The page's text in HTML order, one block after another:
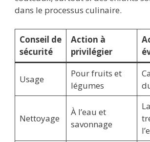
dans le processus culinaire.
Conseil de
sécurité
Action à
privilégier
Usage
Pour fruits et
légumes
Nettoyage
À l’eau et
savonnage